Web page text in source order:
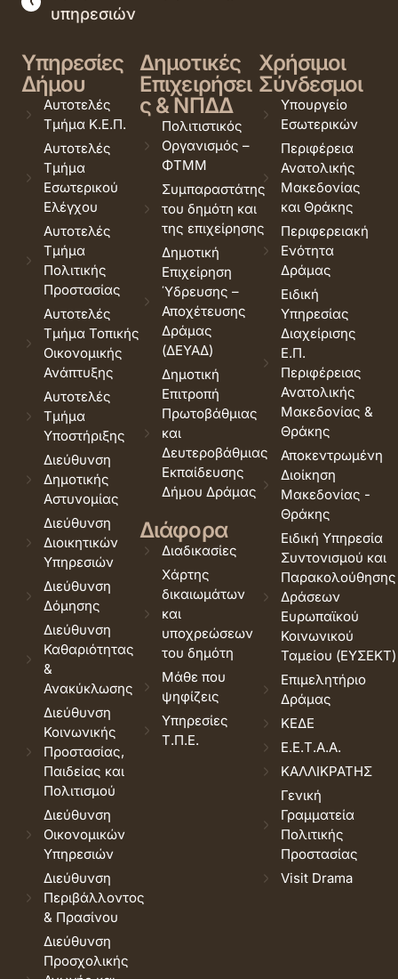
υπηρεσιών
Υπηρεσίες
Δήμου
Αυτοτελές
Τμήμα Κ.Ε.Π.
Αυτοτελές
Τμήμα
Εσωτερικού
Ελέγχου
Αυτοτελές
Τμήμα
Πολιτικής
Προστασίας
Αυτοτελές
Τμήμα Τοπικής
Οικονομικής
Ανάπτυξης
Αυτοτελές
Τμήμα
Υποστήριξης
Διεύθυνση
Δημοτικής
Αστυνομίας
Διεύθυνση
Διοικητικών
Υπηρεσιών
Διεύθυνση
Δόμησης
Διεύθυνση
Καθαριότητας
&
Ανακύκλωσης
Διεύθυνση
Κοινωνικής
Προστασίας,
Παιδείας και
Πολιτισμού
Διεύθυνση
Οικονομικών
Υπηρεσιών
Διεύθυνση
Περιβάλλοντος
& Πρασίνου
Διεύθυνση
Προσχολικής
Δημοτικές
Επιχειρήσει
ς & ΝΠΔΔ
Πολιτιστικός
Οργανισμός –
ΦΤΜΜ
Συμπαραστάτης
του δημότη και
της επιχείρησης
Δημοτική
Επιχείρηση
Ύδρευσης –
Αποχέτευσης
Δράμας
(ΔΕΥΑΔ)
Δημοτική
Επιτροπή
Πρωτοβάθμιας
και
Δευτεροβάθμιας
Εκπαίδευσης
Δήμου Δράμας
Διάφορα
Διαδικασίες
Χάρτης
δικαιωμάτων
και
υποχρεώσεων
του δημότη
Μάθε που
ψηφίζεις
Υπηρεσίες
Τ.Π.Ε.
Χρήσιμοι
Σύνδεσμοι
Υπουργείο
Εσωτερικών
Περιφέρεια
Ανατολικής
Μακεδονίας
και Θράκης
Περιφερειακή
Ενότητα
Δράμας
Ειδική
Υπηρεσίας
Διαχείρισης
Ε.Π.
Περιφέρειας
Ανατολικής
Μακεδονίας &
Θράκης
Αποκεντρωμένη
Διοίκηση
Μακεδονίας -
Θράκης
Ειδική Υπηρεσία
Συντονισμού και
Παρακολούθησης
Δράσεων
Ευρωπαϊκού
Κοινωνικού
Ταμείου (ΕΥΣΕΚΤ)
Επιμελητήριο
Δράμας
ΚΕΔΕ
Ε.Ε.Τ.Α.Α.
ΚΑΛΛΙΚΡΑΤΗΣ
Γενική
Γραμματεία
Πολιτικής
Προστασίας
Visit Drama